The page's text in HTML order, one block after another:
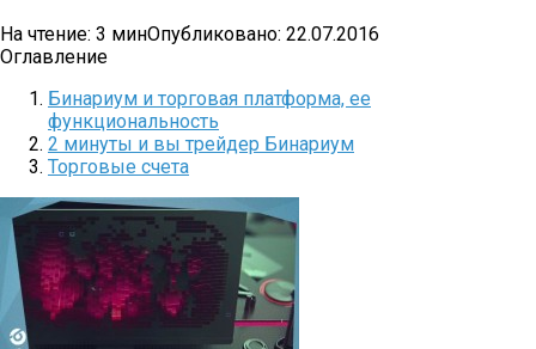
На чтение: 3 минОпубликовано: 22.07.2016
Оглавление
Бинариум и торговая платформа, ее
функциональность
2 минуты и вы трейдер Бинариум
Торговые счета